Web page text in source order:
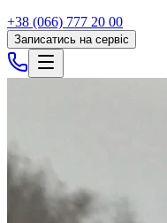
+38 (066) 777 20 00
Записатись на сервіс